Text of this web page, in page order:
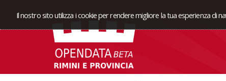
Il nostro sito utilizza i cookie per rendere migliore la tua esperienza di